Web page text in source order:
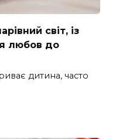
світ, із
любов до
дитина, часто